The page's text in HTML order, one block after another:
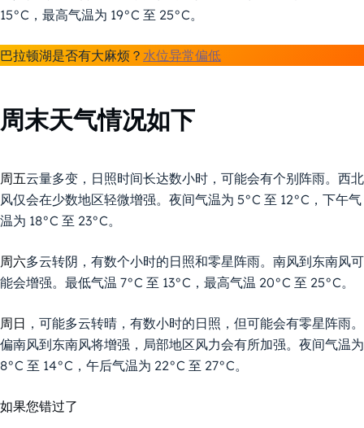
15°C，最高气温为 19°C 至 25°C。
巴拉顿湖是否有大麻烦？ 水位异常偏低
周末天气情况如下
周五云量多变，日照时间长达数小时，可能会有个别阵雨。西北
风仅会在少数地区轻微增强。夜间气温为 5°C 至 12°C，下午气
温为 18°C 至 23°C。
周六多云转阴，有数个小时的日照和零星阵雨。南风到东南风可
能会增强。最低气温 7°C 至 13°C，最高气温 20°C 至 25°C。
周日 ，可能多云转晴，有数小时的日照，但可能会有零星阵雨。
偏南风到东南风将增强，局部地区风力会有所加强。夜间气温为
8°C 至 14°C，午后气温为 22°C 至 27°C。
如果您错过了